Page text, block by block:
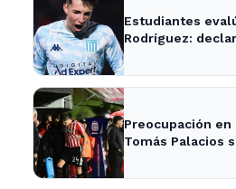
Estudiantes
Rodríguez:
Preocupación
Tomás Palacios